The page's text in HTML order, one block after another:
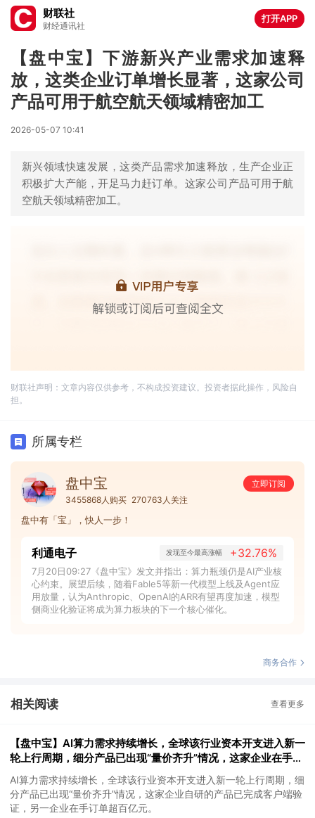
财联社
财经通讯社
打开APP
【盘中宝】下游新兴产业需求加速释
放，这类企业订单增长显著，这家公司
产品可用于航空航天领域精密加工
2026-05-07 10:41
新兴领域快速发展，这类产品需求加速释放，生产企业正
积极扩大产能，开足马力赶订单。这家公司产品可用于航
空航天领域精密加工。
财联社声明：文章内容仅供参考，不构成投资建议。投资者据此操作，风险自
担。
所属专栏
盘中宝
立即订阅
3455868人购买 270763人关注
盘中有「宝」，快人一步！
利通电子 发现至今最高涨幅 +32.76%
7月20日09:27《盘中宝》发文并指出：算力瓶颈仍是AI产业核
心约束。展望后续，随着Fable5等新一代模型上线及Agent应
用放量，认为Anthropic、OpenAI的ARR有望再度加速，模型
侧商业化验证将成为算力板块的下一个核心催化。
商务合作
相关阅读 查看更多
【盘中宝】AI算力需求持续增长，全球该行业资本开支进入新一
轮上行周期，细分产品已出现“量价齐升”情况，这家企业在手订
单超百亿元
AI算力需求持续增长，全球该行业资本开支进入新一轮上行周期，细
分产品已出现“量价齐升”情况，这家企业自研的产品已完成客户端验
证，另一企业在手订单超百亿元。